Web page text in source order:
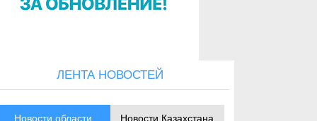
ЛЕНТА НОВОСТЕЙ
Новости области Новости Казахстана